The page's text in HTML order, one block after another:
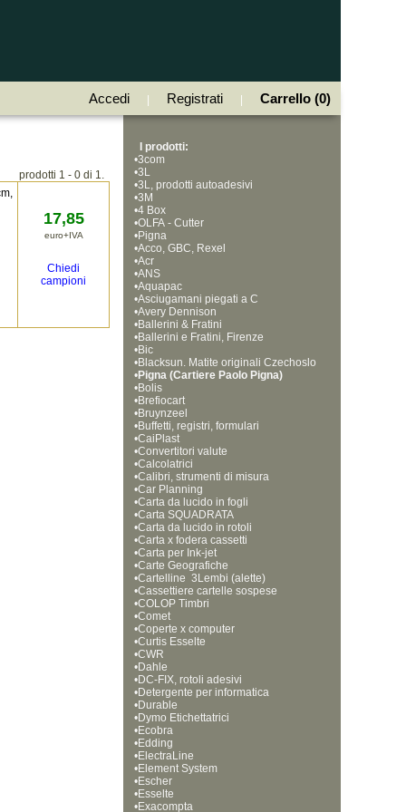
Accedi Registrati Carrello (0)
prodotti 1 - 0 di 1.
17,85
euro+IVA
Chiedi
campioni
I prodotti:
•3com
•3L
•3L, prodotti autoadesivi
•3M
•4 Box
•OLFA - Cutter
•Pigna
•Acco, GBC, Rexel
•Acr
•ANS
•Aquapac
•Asciugamani piegati a C
•Avery Dennison
•Ballerini & Fratini
•Ballerini e Fratini, Firenze
•Bic
•Blacksun. Matite originali Czechoslo
vakia, Bohemia Works
•Pigna (Cartiere Paolo Pigna)
•Bolis
•Brefiocart
•Bruynzeel
•Buffetti, registri, formulari
•CaiPlast
•Convertitori valute
•Calcolatrici
•Calibri, strumenti di misura
•Car Planning
•Carta da lucido in fogli
•Carta SQUADRATA
•Carta da lucido in rotoli
•Carta x fodera cassetti
•Carta per Ink-jet
•Carte Geografiche
•Cartelline  3Lembi (alette)
•Cassettiere cartelle sospese
•COLOP Timbri
•Comet
•Coperte x computer
•Curtis Esselte
•CWR
•Dahle
•DC-FIX, rotoli adesivi
•Detergente per informatica
•Durable
•Dymo Etichettatrici
•Ecobra
•Edding
•ElectraLine
•Element System
•Escher
•Esselte
•Exacompta